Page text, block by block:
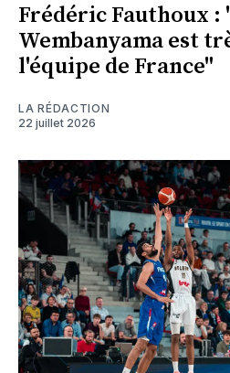
Frédéric Fauthoux
Wembanyama est
l'équipe de France"
LA RÉDACTION
22 juillet 2026